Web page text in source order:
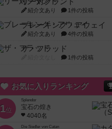
紹介文あり 1件の投稿
ブレーキング・アウェイ
紹介文あり 4件の投稿
ザ・フラッド
1件の投稿
お気に入りランキング
1位
Splendor
宝石の煌き
4040名
Die Siedler von Catan